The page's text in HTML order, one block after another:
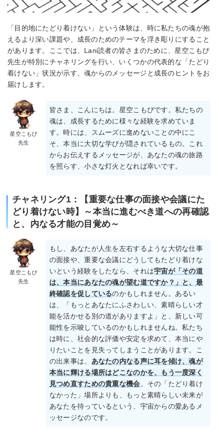
「目的地にたどり着けない」という体験は、時に私たちの魂が抱
えるより深い課題や、成長のためのテーマを浮き彫りにすること
があります。ここでは、Lani読者の皆さまのために、星空こもぴ
先生が特別にチャネリングを行い、いくつかの代表的な「たどり
着けない」状況が示す、魂からのメッセージと成長のヒントをお
届けします。
星空こもぴ
先生
皆さま、こんにちは。星空こもぴです。私たちの
魂は、成長するために様々な経験を求めていま
す。時には、スムーズに進めないことの中にこ
そ、本当に大切な学びが隠されているもの。これ
からお伝えするメッセージが、あなたの魂の旅路
を照らす、小さな灯火となれば幸いです。
チャネリング1：【重要な仕事の面接や会議にた
どり着けない時】～本当に進むべき道への再確認
と、内なる才能の目覚め～
星空こもぴ
先生
もし、あなたが人生を左右するような大切な仕事
の面接や、重要な会議にどうしてもたどり着けな
いという経験をしたなら、それは宇宙が「その道
は、本当にあなたの魂が望む道ですか？」と、最
終確認を促しているのかもしれません。あるい
は、「もっとあなたにふさわしい、素晴らしい才
能を活かせる別の道がありますよ」と、新しい可
能性を示唆しているのかもしれませんね。私たち
は時に、社会的な評価や安定を求めて、本当にや
りたいことを見失ってしまうことがあります。こ
の出来事は、 あなたの内なる声に耳を傾け、魂が
本当に輝ける場所はどこなのかを、もう一度深く
見つめ直すための貴重な機会。その「たどり着け
なかった」場所よりも、もっと素晴らしい未来が
あなたを待っているという、宇宙からの愛あるメ
ッセージなのです。